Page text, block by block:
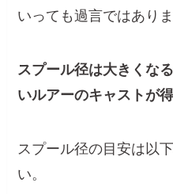
いっても過言ではありま
スプール径は大きくな
いルアーのキャストが
スプール径の目安は以
い。